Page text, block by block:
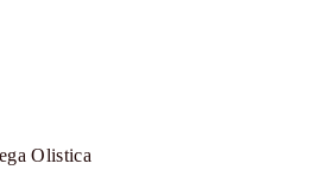
Olistica